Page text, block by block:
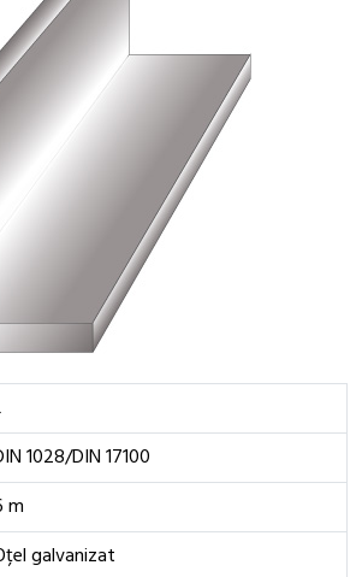
1028/DIN 17100
m
galvanizat